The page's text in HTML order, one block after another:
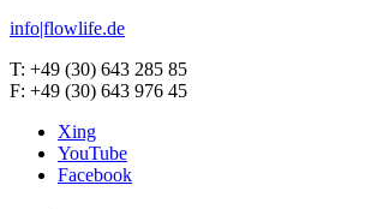
info|flowlife.de
T: +49 (30) 643 285 85
F: +49 (30) 643 976 45
Xing
YouTube
Facebook